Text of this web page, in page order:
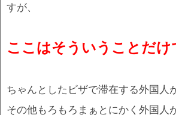
すが、
ここはそういうことだけ
ちゃんとしたビザで滞在する外国人
その他もろもろまぁとにかく外国人